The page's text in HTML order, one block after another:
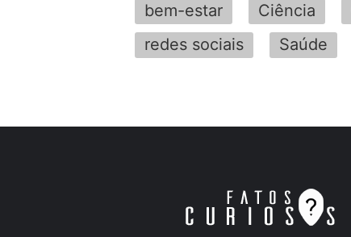
bem-estar Ciência
redes sociais
Saúde